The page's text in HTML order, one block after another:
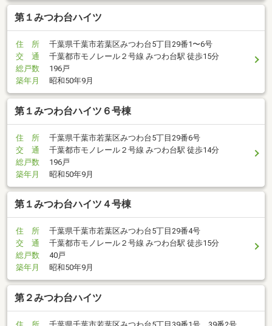
第１みつわ台ハイツ
住 所
千葉県千葉市若葉区みつわ台5丁目29番1〜6号
交 通
千葉都市モノレール２号線 みつわ台駅 徒歩15分
総戸数
196戸
築年月
昭和50年9月
第１みつわ台ハイツ６号棟
住 所
千葉県千葉市若葉区みつわ台5丁目29番6号
交 通
千葉都市モノレール２号線 みつわ台駅 徒歩14分
総戸数
196戸
築年月
昭和50年9月
第１みつわ台ハイツ４号棟
住 所
千葉県千葉市若葉区みつわ台5丁目29番4号
交 通
千葉都市モノレール２号線 みつわ台駅 徒歩15分
総戸数
40戸
築年月
昭和50年9月
第２みつわ台ハイツ